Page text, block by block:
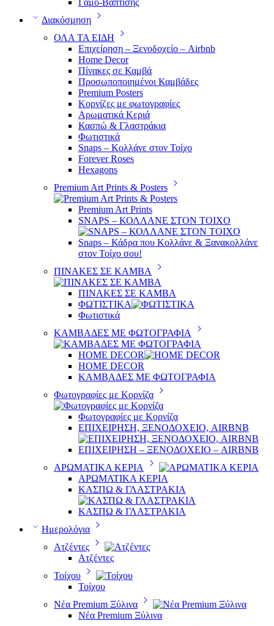
Διακόσμηση
ΟΛΑ ΤΑ ΕΙΔΗ
Επιχείρηση – Ξενοδοχείο – Airbnb
Home Decor
Πίνακες σε Καμβά
Προσωποποιημένοι Καμβάδες
Premium Posters
Κορνίζες με φωτογραφίες
Αρωματικά Κεριά
Κασπώ & Γλαστράκια
Φωτιστικά
Snaps – Κολλάνε στον Τοίχο
Forever Roses
Hexagons
Premium Art Prints & Posters
Premium Art Prints
SNAPS – ΚΟΛΛΑΝΕ ΣΤΟΝ ΤΟΙΧΟ
Snaps – Κάδρα που Κολλάνε & Ξανακολλάνε
στον Τοίχο σου!
ΠΙΝΑΚΕΣ ΣΕ ΚΑΜΒΑ
ΠΙΝΑΚΕΣ ΣΕ ΚΑΜΒΑ
ΦΩΤΙΣΤΙΚΑ
Φωτιστικά
ΚΑΜΒΑΔΕΣ ΜΕ ΦΩΤΟΓΡΑΦΙΑ
HOME DECOR
HOME DECOR
ΚΑΜΒΑΔΕΣ ΜΕ ΦΩΤΟΓΡΑΦΙΑ
Φωτογραφίες με Κορνίζα
Φωτογραφίες με Κορνίζα
ΕΠΙΧΕΙΡΗΣΗ, ΞΕΝΟΔΟΧΕΙΟ, AIRBNB
ΕΠΙΧΕΙΡΗΣΗ – ΞΕΝΟΔΟΧΕΙΟ – AIRBNB
ΑΡΩΜΑΤΙΚΑ ΚΕΡΙΑ
ΑΡΩΜΑΤΙΚΑ ΚΕΡΙΑ
ΚΑΣΠΩ & ΓΛΑΣΤΡΑΚΙΑ
ΚΑΣΠΩ & ΓΛΑΣΤΡΑΚΙΑ
Ημερολόγια
Ατζέντες
Ατζέντες
Τοίχου
Τοίχου
Νέα Premium Ξύλινα
Νέα Premium Ξύλινα